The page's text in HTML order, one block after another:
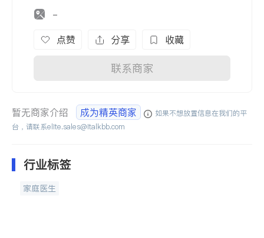
-
点赞 分享 收藏
联系商家
暂无商家介绍 成为精英商家
如果不想放置信息在我们的平
台，请联系elite.sales@italkbb.com
行业标签
家庭医生